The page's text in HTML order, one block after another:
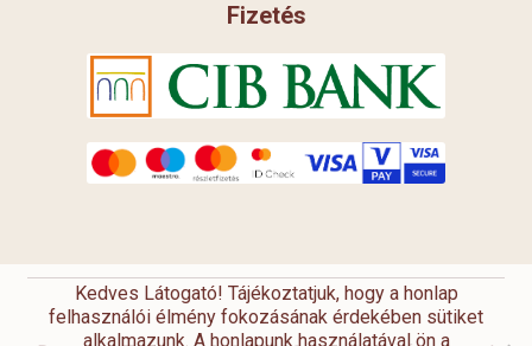
Fizetés
Kedves Látogató! Tájékoztatjuk, hogy a honlap
felhasználói élmény fokozásának érdekében sütiket
alkalmazunk. A honlapunk használatával ön a